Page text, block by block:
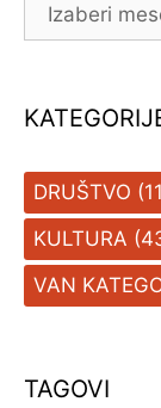
DRUŠTVO
KULTURA
VAN
TAGOVI